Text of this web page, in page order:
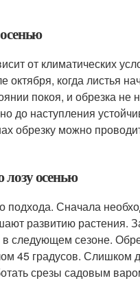
от климатических
когда листья
покоя, и обрезка не
до наступления
обрезку можно
осенью
подхода. Сначала
развитию растения.
следующем сезоне.
45 градусов. Слишком
срезы садовым